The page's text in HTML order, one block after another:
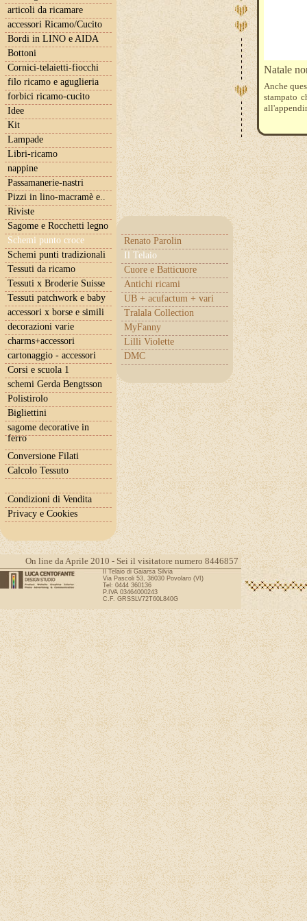
articoli da ricamare
accessori Ricamo/Cucito
Bordi in LINO e AIDA
Bottoni
Cornici-telaietti-fiocchi
filo ricamo e aguglieria
forbici ricamo-cucito
Idee
Kit
Lampade
Libri-ricamo
nappine
Passamanerie-nastri
Pizzi in lino-macramè e..
Riviste
Sagome e Rocchetti legno
Schemi punto croce
Renato Parolin
Il Telaio
Cuore e Batticuore
Antichi ricami
UB + acufactum + vari
Tralala Collection
MyFanny
Lilli Violette
DMC
Schemi punti tradizionali
Tessuti da ricamo
Tessuti x Broderie Suisse
Tessuti patchwork e baby
accessori x borse e simili
decorazioni varie
charms+accessori
cartonaggio - accessori
Corsi e scuola 1
schemi Gerda Bengtsson
Polistirolo
Bigliettini
sagome decorative in
ferro
Conversione Filati
Calcolo Tessuto
Condizioni di Vendita
Privacy e Cookies
Natale
Anche
stampato
On line da Aprile 2010 - Sei il visitatore numero 8446857
Il Telaio di Gaiarsa Silvia
Via Pascoli 53, 36030 Povolaro (VI)
Tel: 0444 360136
P.IVA 03464000243
C.F. GRSSLV72T60L840G